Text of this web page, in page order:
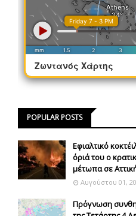
Ζωντανός Χάρτης
POPULAR POSTS
Εφιαλτικό
όριά του ο
μέτωπα σε
Αυγούστου 01,
Πρόγνωση